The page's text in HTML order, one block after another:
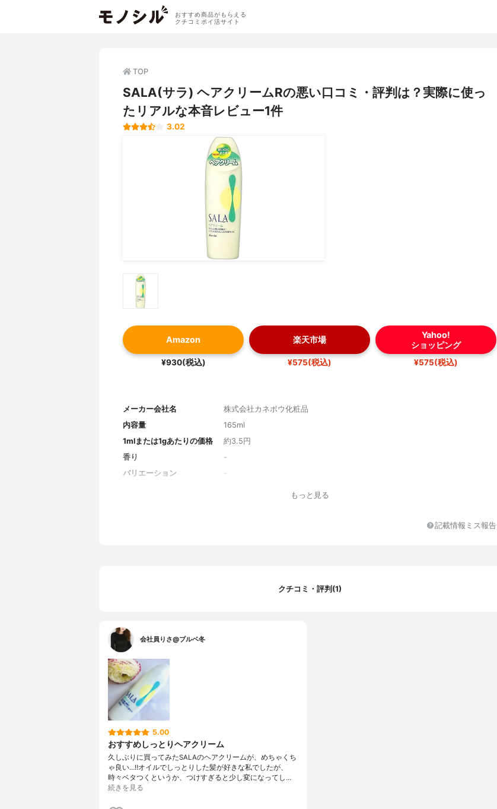
おすすめ商品がもらえる
クチコミポイ活サイト
TOP
SALA(サラ) ヘアクリームRの悪い口コミ・評判は？実際に使っ
たリアルな本音レビュー1件
3.02
Amazon
¥930(税込)
楽天市場
¥575(税込)
Yahoo!
ショッピング
¥575(税込)
メーカー会社名
株式会社カネボウ化粧品
内容量
165ml
1mlまたは1gあたりの価格
約3.5円
香り
-
バリエーション
もっと見る
記載情報ミス報告
クチコミ・評判(1)
会社員りさ@ブルベ冬
5.00
おすすめしっとりヘアクリーム
久しぶりに買ってみたSALAのヘアクリームが、めちゃくち
ゃ良い…‼︎オイルでしっとりした髪が好きな私でしたが、
時々ベタつくというか、つけすぎると少し変になってし…
続きを見る